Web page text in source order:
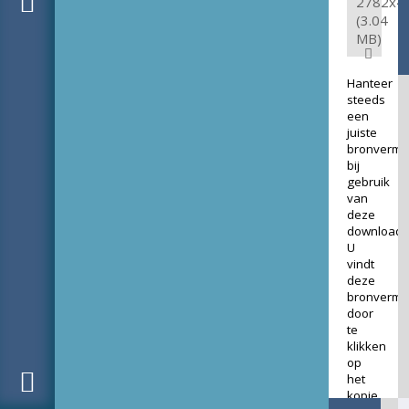
(3.04
MB)
Hanteer
steeds
een
juiste
bij
gebruik
van
deze
download.
U
vindt
deze
door
te
klikken
op
het
kopje